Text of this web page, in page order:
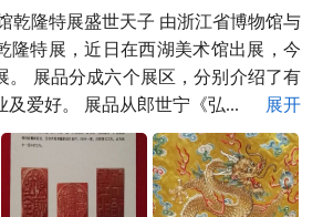
乾隆特展盛世天子 由浙江省博物馆与
隆特展，近日在西湖美术馆出展，今
。 展品分成六个展区，分别介绍了有
爱好。 展品从郎世宁《弘...
展开